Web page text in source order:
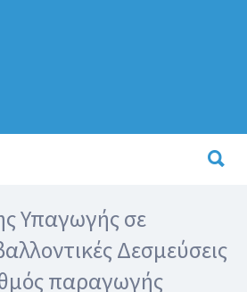
Υπαγωγής σε
Δεσμεύσεις
παραγωγής